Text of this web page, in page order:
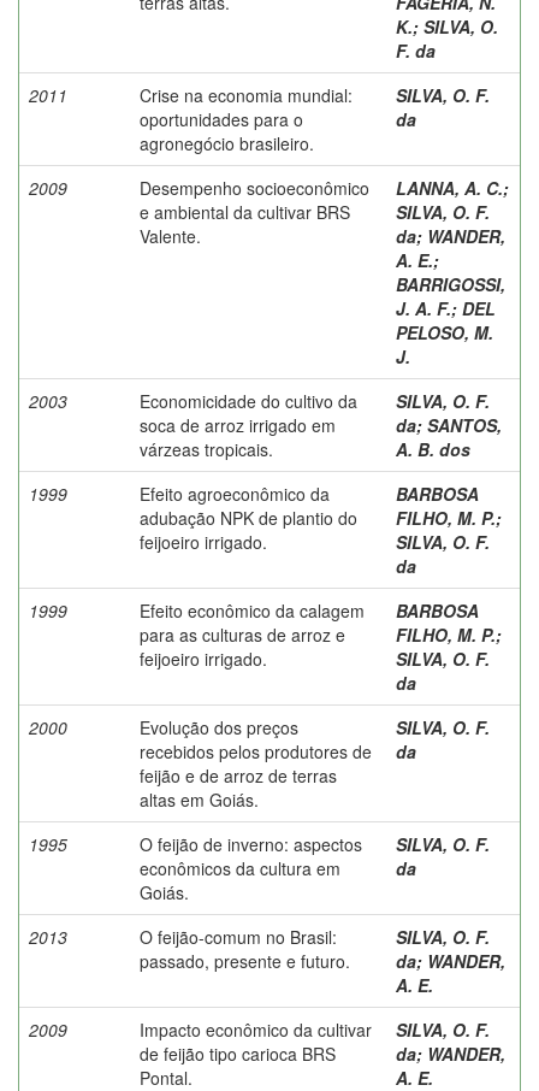
K.; SILVA, O.
F. da
2011
Crise na economia mundial:
oportunidades para o
agronegócio brasileiro.
SILVA, O. F.
da
2009
Desempenho socioeconômico
e ambiental da cultivar BRS
Valente.
LANNA, A. C.;
SILVA, O. F.
da; WANDER,
A. E.;
BARRIGOSSI,
J. A. F.; DEL
PELOSO, M.
J.
2003
Economicidade do cultivo da
soca de arroz irrigado em
várzeas tropicais.
SILVA, O. F.
da; SANTOS,
A. B. dos
1999
Efeito agroeconômico da
adubação NPK de plantio do
feijoeiro irrigado.
BARBOSA
FILHO, M. P.;
SILVA, O. F.
da
1999
Efeito econômico da calagem
para as culturas de arroz e
feijoeiro irrigado.
BARBOSA
FILHO, M. P.;
SILVA, O. F.
da
2000
Evolução dos preços
recebidos pelos produtores de
feijão e de arroz de terras
altas em Goiás.
SILVA, O. F.
da
1995
O feijão de inverno: aspectos
econômicos da cultura em
Goiás.
SILVA, O. F.
da
2013
O feijão-comum no Brasil:
passado, presente e futuro.
SILVA, O. F.
da; WANDER,
A. E.
2009
Impacto econômico da cultivar
de feijão tipo carioca BRS
Pontal.
SILVA, O. F.
da; WANDER,
A. E.